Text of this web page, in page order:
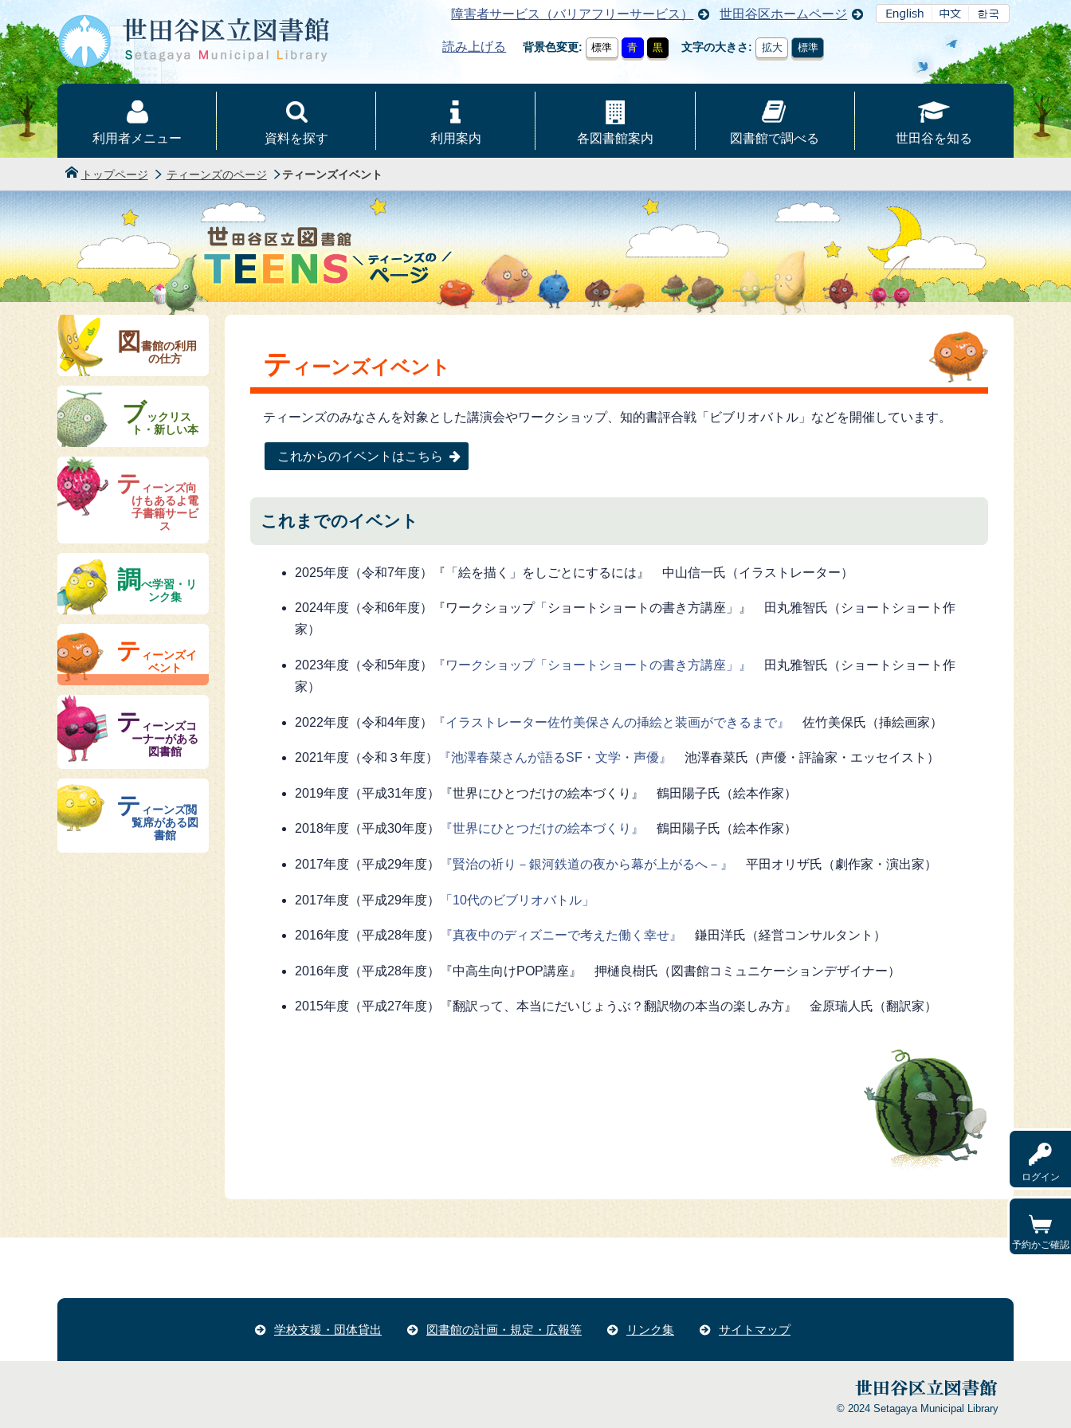
本文へ
障害者サービス（バリアフリーサービス） 世田谷区ホームページ
読み上げる 背景色変更 標準 青 黒 文字の大きさ 拡大 標準
ログイン
予約かご確認
利用者メニュー 資料を探す 利用案内 各図書館案内 図書館で調べる 世田谷を知る
トップページ ティーンズのページ ティーンズイベント
テ ィーンズイベント
ティーンズのみなさんを対象とした講演会やワークショップ、知的書評合戦「ビブリオバトル」などを開催しています。
これからのイベントはこちら
これまでのイベント
2025年度（令和7年度）『「絵を描く」をしごとにするには』 中山信一氏（イラストレーター）
2024年度（令和6年度）『ワークショップ「ショートショートの書き方講座」』 田丸雅智氏（ショートショート作
家）
2023年度（令和5年度） 『ワークショップ「ショートショートの書き方講座」』
田丸雅智氏（ショートショート作
家）
2022年度（令和4年度） 『イラストレーター佐竹美保さんの挿絵と装画ができるまで』 佐竹美保氏（挿絵画家）
2021年度（令和３年度） 『池澤春菜さんが語るSF・文学・声優』 池澤春菜氏（声優・評論家・エッセイスト）
2019年度（平成31年度）『世界にひとつだけの絵本づくり』 鶴田陽子氏（絵本作家）
2018年度（平成30年度） 『世界にひとつだけの絵本づくり』 鶴田陽子氏（絵本作家）
2017年度（平成29年度） 『賢治の祈り－銀河鉄道の夜から幕が上がるへ－』 平田オリザ氏（劇作家・演出家）
2017年度（平成29年度） 「10代のビブリオバトル」
2016年度（平成28年度） 『真夜中のディズニーで考えた働く幸せ』 鎌田洋氏（経営コンサルタント）
2016年度（平成28年度）『中高生向けPOP講座』 押樋良樹氏（図書館コミュニケーションデザイナー）
2015年度（平成27年度）『翻訳って、本当にだいじょうぶ？翻訳物の本当の楽しみ方』 金原瑞人氏（翻訳家）
図 書館の利用
の仕方
ブックリス
ト・新しい本
テ ィーンズ向
けもあるよ電
子書籍サービ
ス
調べ学習・リ
ンク集
テ ィーンズイ
ベント
テ ィーンズコ
ーナーがある
図書館
テ ィーンズ閲
覧席がある図
書館
学校支援・団体貸出 図書館の計画・規定・広報等 リンク集 サイトマップ
© 2024 Setagaya Municipal Library